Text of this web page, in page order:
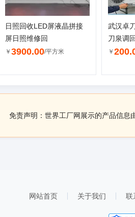
日照回收LED屏液晶拼接
屏日照维修回
￥ 3900.00/平方米
武汉卓
刀泉调
￥
免责声明：世界工厂网展示的产品信息
网站首页 关于我们 联